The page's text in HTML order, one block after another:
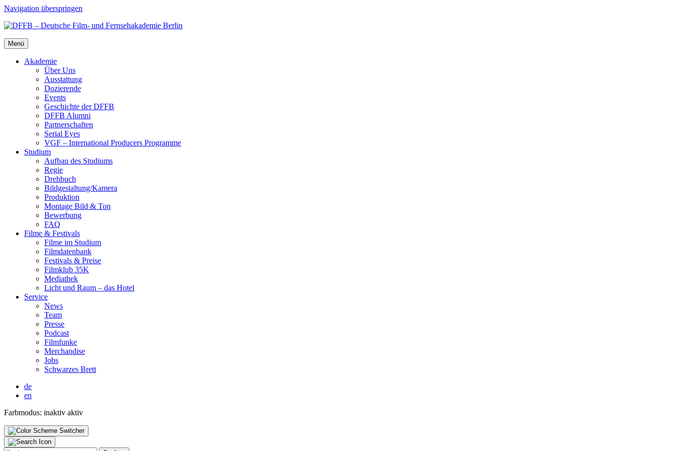
Navigation überspringen
Menü
Aka­de­mie
Über Uns
Aus­stat­tung
Dozie­ren­de
Events
Geschich­te der DFFB
DFFB Alum­ni
Part­ner­schaf­ten
Seri­al Eyes
VGF – Inter­na­tio­nal Pro­du­cers Pro­gram­me
Stu­di­um
Auf­bau des Stu­di­ums
Regie
Dreh­buch
Bildgestaltung/​​Kamera
Pro­duk­ti­on
Mon­ta­ge Bild & Ton
Bewer­bung
FAQ
Fil­me & Fes­ti­vals
Fil­me im Stu­di­um
Film­da­ten­bank
Fes­ti­vals & Prei­se
Film­klub 35K
Media­thek
Licht und Raum – das Hotel
Ser­vice
News
Team
Pres­se
Pod­cast
Film­fun­ke
Mer­chan­di­se
Jobs
Schwar­zes Brett
de
en
Farbmodus: inaktiv aktiv